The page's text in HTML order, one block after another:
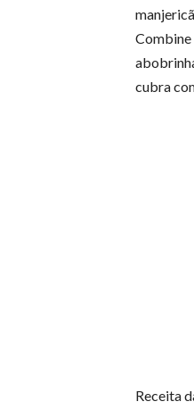
Combine
cubra
Receita